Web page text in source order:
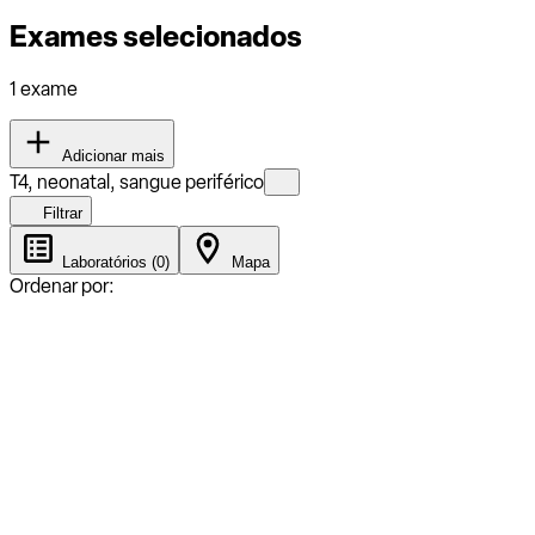
Exames selecionados
1 exame
Adicionar mais
T4, neonatal, sangue periférico
Filtrar
Laboratórios (0) Mapa
Ordenar por: